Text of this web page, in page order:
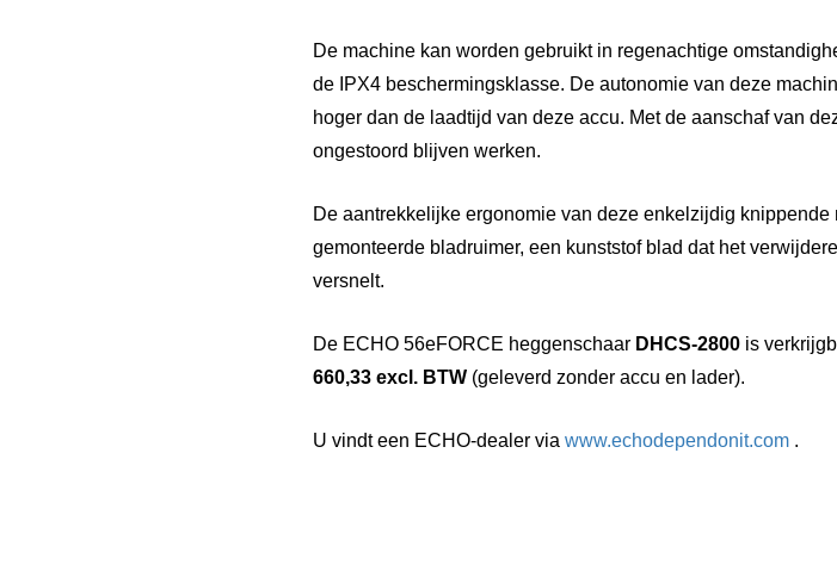
De machine kan worden gebruikt in regenachtige
de IPX4 beschermingsklasse. De autonomie van deze
hoger dan de laadtijd van deze accu. Met de aanschaf van
ongestoord blijven werken.
De aantrekkelijke ergonomie van deze enkelzijdig
gemonteerde bladruimer, een kunststof blad dat het
versnelt.
De ECHO 56eFORCE heggenschaar DHCS-2800 is
660,33 excl. BTW (geleverd zonder accu en lader).
U vindt een ECHO-dealer via www.echodependonit.com .